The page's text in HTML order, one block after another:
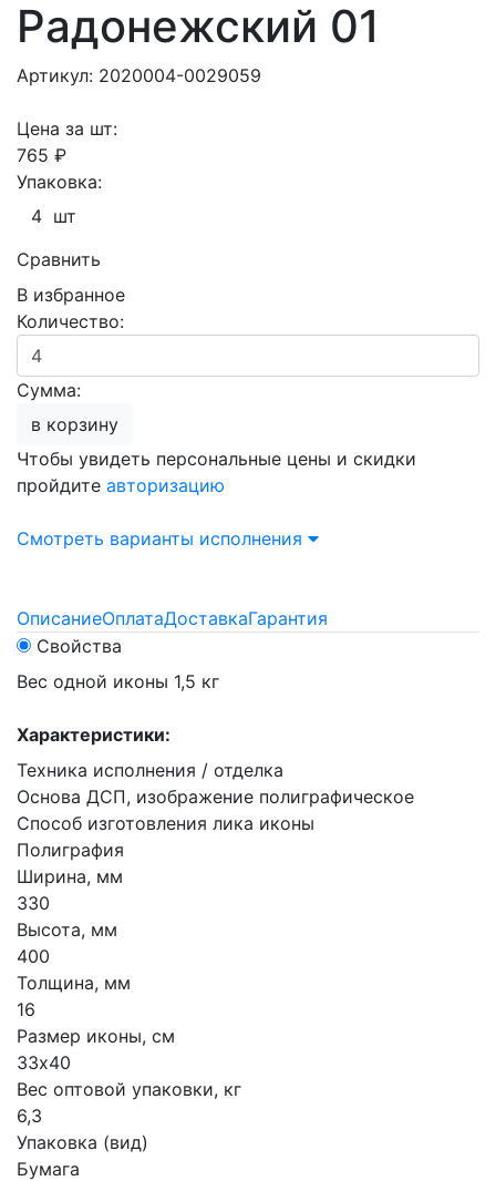
Радонежский 01
Артикул: 2020004-0029059
Цена за шт:
765 ₽
Упаковка:
4 шт
Сравнить
В избранное
Количество:
Сумма:
в корзину
Чтобы увидеть персональные цены и скидки
пройдите авторизацию
Смотреть варианты исполнения
ОписаниеОплатаДоставкаГарантия
Свойства
Вес одной иконы 1,5 кг
Характеристики:
Техника исполнения / отделка
Основа ДСП, изображение полиграфическое
Способ изготовления лика иконы
Полиграфия
Ширина, мм
330
Высота, мм
400
Толщина, мм
16
Размер иконы, см
33х40
Вес оптовой упаковки, кг
6,3
Упаковка (вид)
Бумага